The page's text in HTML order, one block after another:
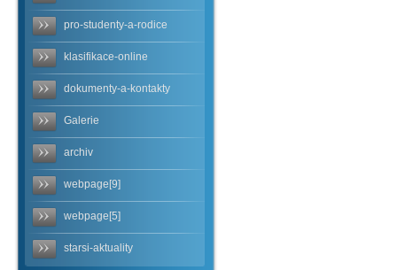
pro-studenty-a-rodice
klasifikace-online
dokumenty-a-kontakty
Galerie
archiv
webpage[9]
webpage[5]
starsi-aktuality